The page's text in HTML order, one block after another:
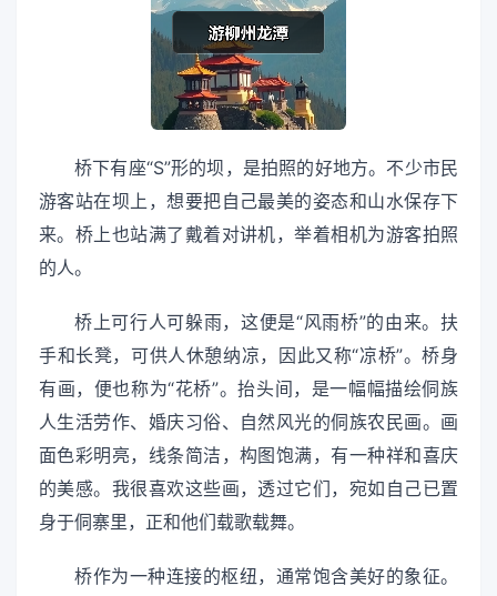
桥下有座“S”形的坝，是拍照的好地方。不少市民
游客站在坝上，想要把自己最美的姿态和山水保存下
来。桥上也站满了戴着对讲机，举着相机为游客拍照
的人。
桥上可行人可躲雨，这便是“风雨桥”的由来。扶
手和长凳，可供人休憩纳凉，因此又称“凉桥”。桥身
有画，便也称为“花桥”。抬头间，是一幅幅描绘侗族
人生活劳作、婚庆习俗、自然风光的侗族农民画。画
面色彩明亮，线条简洁，构图饱满，有一种祥和喜庆
的美感。我很喜欢这些画，透过它们，宛如自己已置
身于侗寨里，正和他们载歌载舞。
桥作为一种连接的枢纽，通常饱含美好的象征。